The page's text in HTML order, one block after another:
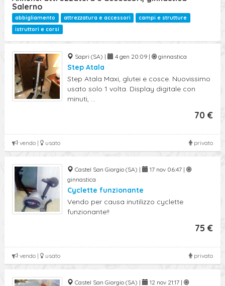
Salerno
abbigliamento attrezzatura e accessori
campi e strutture
istruttori e corsi
Sapri (SA) | 4 gen 20:09 | ginnastica
Step Atala
Step Atala Maxi, glutei e cosce. Nuovissimo
usato solo 1 volta. Display digitale con
minuti, ...
70 €
privato
vendo | usato
Castel San Giorgio (SA) |
17 nov 06:47 |
ginnastica
Cyclette funzionante
Vendo per causa inutilizzo cyclette
funzionante!!
75 €
privato
vendo | usato
Castel San Giorgio (SA) |
12 nov 21:17 |